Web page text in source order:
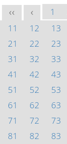
<< < 1
11
12 13
21
22 23
31
32 33
41
42 43
51
52 53
61
62 63
71
72 73
81
82 83